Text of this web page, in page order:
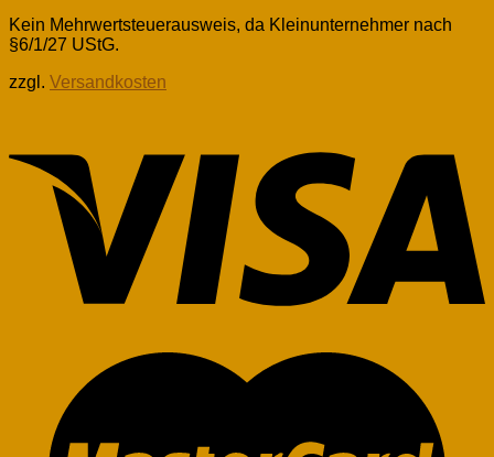
Kein Mehrwertsteuerausweis, da Kleinunternehmer nach
§6/1/27 UStG.
zzgl. Versandkosten